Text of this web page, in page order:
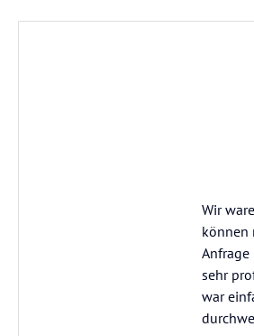
Wir
können
sehr
war